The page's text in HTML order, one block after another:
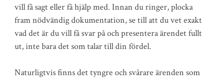
vill få sagt eller få hjälp med. Innan du ringer, plocka
fram nödvändig dokumentation, se till att du vet exakt
vad det är du vill få svar på och presentera ärendet fullt
ut, inte bara det som talar till din fördel.
Naturligtvis finns det tyngre och svårare ärenden som